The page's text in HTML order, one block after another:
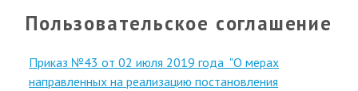
Пользовательское соглашение
Приказ №43 от 02 июля 2019 года "О мерах
направленных на реализацию постановления